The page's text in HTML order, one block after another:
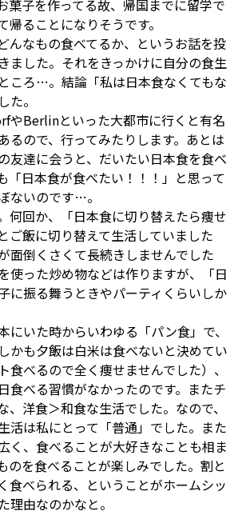
菓子を作ってる故、帰国までに留学で
帰ることになりそうです。
んなもの食べてるか、というお話を投
ました。それをきっかけに自分の食生
ころ…。結論「私は日本食なくてもな
た。
やBerlinといった大都市に行くと有名
るので、行ってみたりします。あとは
友達に会うと、だいたい日本食を食べ
「日本食が食べたい！！！」と思って
ないのです…。
何回か、「日本食に切り替えたら痩せ
ご飯に切り替えて生活していました
面倒くさくて長続きしませんでした
使った炒め物などは作りますが、「日
に振る舞うときやパーティくらいしか
にいた時からいわゆる「パン食」で、
かも夕飯は白米は食べないと決めてい
食べるので全く痩せませんでした）、
食べる習慣がなかったのです。またチ
、洋食＞和食な生活でした。なので、
活は私にとって「普通」でした。また
く、食べることが大好きなことも相ま
のを食べることが楽しみでした。割と
食べられる、ということがホームシッ
理由なのかなと。